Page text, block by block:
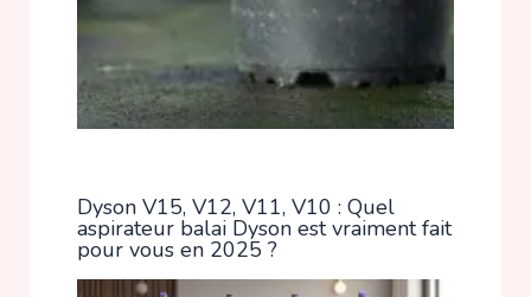
Dyson V15, V12, V11, V10 : Quel
aspirateur balai Dyson est vraiment fait
pour vous en 2025 ?